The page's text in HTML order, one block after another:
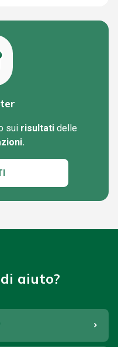
sui risultati delle
aiuto?